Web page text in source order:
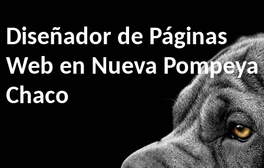
Diseñador de Páginas
Web en Nueva Pompeya
Chaco